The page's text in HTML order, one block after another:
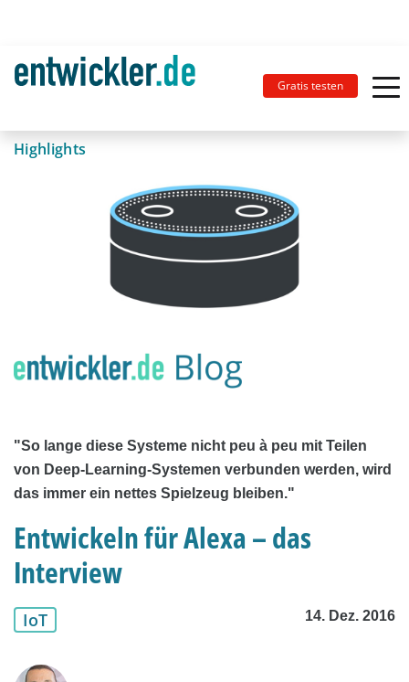
Gratis testen
Highlights
"So lange diese Systeme nicht peu à peu mit Teilen
von Deep-Learning-Systemen verbunden werden, wird
das immer ein nettes Spielzeug bleiben."
Entwickeln für Alexa – das
Interview
IoT 14. Dez. 2016